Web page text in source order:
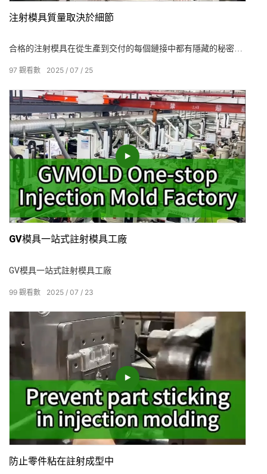
注射模具質量取決於細節
合格的注射模具在從生產到交付的每個鏈接中都有隱藏的秘密。
尺寸準確性，表面質量，成型效果，使用壽命，每個細節都與黴
本！選擇GV模具以幫助您準確控制每個模具的質量！
2025 07 25
97 觀看數
GV模具一站式註射模具工廠
GV模具一站式註射模具工廠
2025 07 23
99 觀看數
防止零件粘在註射成型中